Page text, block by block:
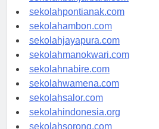
sekolahbanjarbaru.com
sekolahpontianak.com
sekolahambon.com
sekolahjayapura.com
sekolahmanokwari.com
sekolahnabire.com
sekolahwamena.com
sekolahsalor.com
sekolahindonesia.org